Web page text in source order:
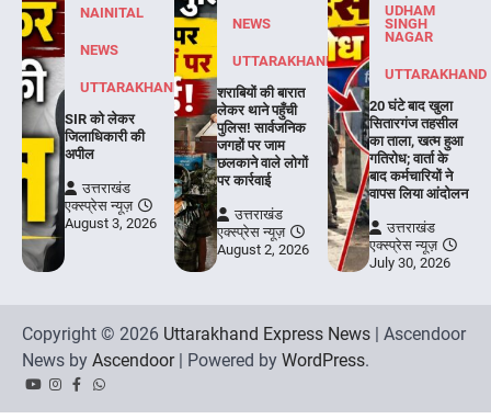
NAINITAL
NEWS
UTTARAKHAND
SIR को लेकर
जिलाधिकारी की
अपील
उत्तराखंड
एक्स्प्रेस न्यूज़
August 3, 2026
NEWS
UTTARAKHAND
शराबियों की बारात
लेकर थाने पहुँची
पुलिस! सार्वजनिक
जगहों पर जाम
छलकाने वाले लोगों
पर कार्रवाई
उत्तराखंड
एक्स्प्रेस न्यूज़
August 2, 2026
UDHAM
SINGH
NAGAR
UTTARAKHAND
20 घंटे बाद खुला
सितारगंज तहसील
का ताला, खत्म हुआ
गतिरोध; वार्ता के
बाद कर्मचारियों ने
वापस लिया आंदोलन
उत्तराखंड
एक्स्प्रेस न्यूज़
July 30, 2026
Copyright © 2026 Uttarakhand Express News | Ascendoor
News by Ascendoor| Powered by WordPress.
YouTubeInstagram
Facebook
Whatsapp